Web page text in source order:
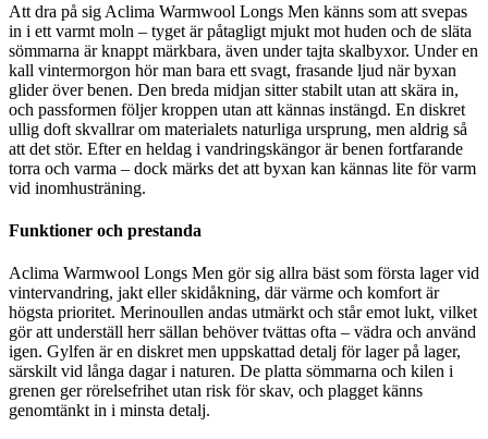
Att dra på sig Aclima Warmwool Longs Men känns som att svepas
in i ett varmt moln – tyget är påtagligt mjukt mot huden och de släta
sömmarna är knappt märkbara, även under tajta skalbyxor. Under en
kall vintermorgon hör man bara ett svagt, frasande ljud när byxan
glider över benen. Den breda midjan sitter stabilt utan att skära in,
och passformen följer kroppen utan att kännas instängd. En diskret
ullig doft skvallrar om materialets naturliga ursprung, men aldrig så
att det stör. Efter en heldag i vandringskängor är benen fortfarande
torra och varma – dock märks det att byxan kan kännas lite för varm
vid inomhusträning.
Funktioner och prestanda
Aclima Warmwool Longs Men gör sig allra bäst som första lager vid
vintervandring, jakt eller skidåkning, där värme och komfort är
högsta prioritet. Merinoullen andas utmärkt och står emot lukt, vilket
gör att underställ herr sällan behöver tvättas ofta – vädra och använd
igen. Gylfen är en diskret men uppskattad detalj för lager på lager,
särskilt vid långa dagar i naturen. De platta sömmarna och kilen i
grenen ger rörelsefrihet utan risk för skav, och plagget känns
genomtänkt in i minsta detalj.